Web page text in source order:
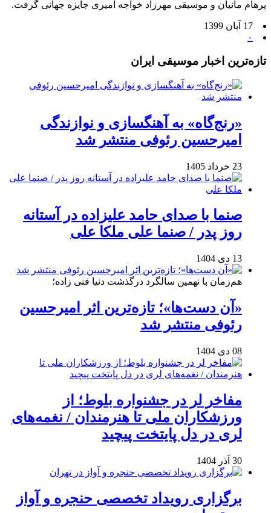
پرهام مانیان و موسیقی مهرزاد خواجه امیری جایزه جهانی گرفت.
17 آبان 1399
۰
تازه‌ترین اخبار موسیقی ایران
«رنج‌گاه» به آهنگسازی و نوازندگی
امیرحسین رئوفی منتشر شد
23 خرداد 1405
صنما با صدای حامد علیزاده در آستانه
روز پدر / صنما علی ملکا علی
13 دی 1404
هم‌زمان با نهمین سالگرد درگذشت دنیا فنی زاده؛
«آن دست‌ها»؛ تازه‌ترین اثر امیرحسین
رئوفی منتشر شد
08 دی 1404
مفاخر لر در جشنواره بلوط؛ از
ورزشکاران ملی تا هنرمندان / نغمه‌های
لری در دل پایتخت پیچید
30 آذر 1404
برگزاری رویداد تخصصی حنجره و آواز